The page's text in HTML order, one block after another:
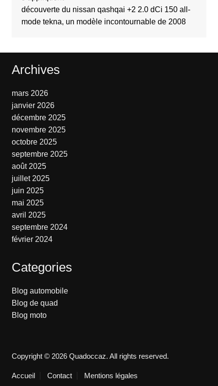
découverte du nissan qashqai +2 2.0 dCi 150 all-
mode tekna, un modèle incontournable de 2008
Archives
mars 2026
janvier 2026
décembre 2025
novembre 2025
octobre 2025
septembre 2025
août 2025
juillet 2025
juin 2025
mai 2025
avril 2025
septembre 2024
février 2024
Categories
Blog automobile
Blog de quad
Blog moto
Copyright © 2026 Quadoccaz. All rights reserved.
Accueil Contact Mentions légales